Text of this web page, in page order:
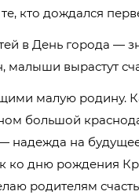
кто дождался
в День города —
малыши вырастут
малую родину.
большой
надежда на
ко дню рождения
родителям